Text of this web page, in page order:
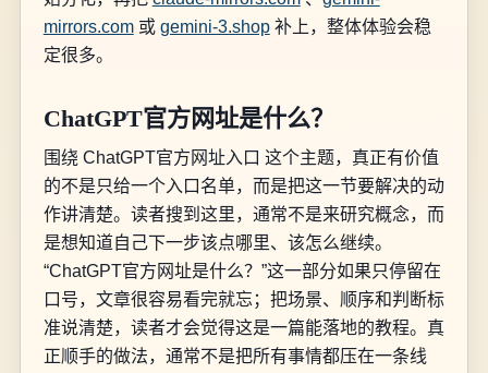
mirrors.com或 gemini-3.shop补上，整体体验会稳
定很多。
ChatGPT官方网址是什么？
围绕 ChatGPT官方网址入口 这个主题，真正有价值
的不是只给一个入口名单，而是把这一节要解决的动
作讲清楚。读者搜到这里，通常不是来研究概念，而
是想知道自己下一步该点哪里、该怎么继续。
“ChatGPT官方网址是什么？”这一部分如果只停留在
口号，文章很容易看完就忘；把场景、顺序和判断标
准说清楚，读者才会觉得这是一篇能落地的教程。真
正顺手的做法，通常不是把所有事情都压在一条线